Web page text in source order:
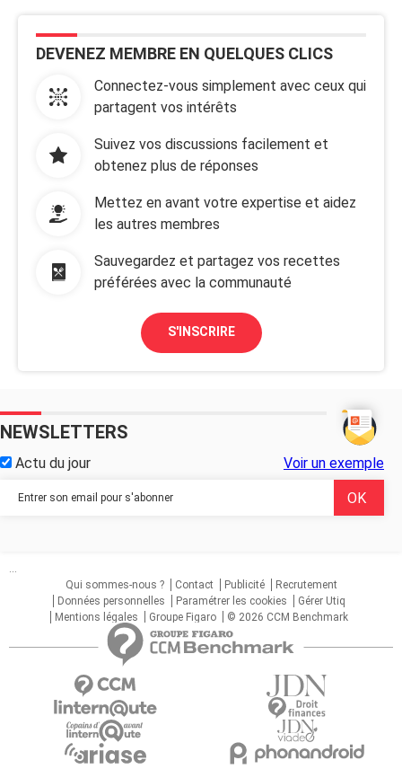
DEVENEZ MEMBRE EN QUELQUES CLICS
Connectez-vous simplement avec ceux qui
partagent vos intérêts
Suivez vos discussions facilement et
obtenez plus de réponses
Mettez en avant votre expertise et aidez
les autres membres
Sauvegardez et partagez vos recettes
préférées avec la communauté
S'INSCRIRE
NEWSLETTERS
Actu du jour Voir un exemple
...
Qui sommes-nous ?
Contact Publicité
Recrutement
Données personnelles
Paramétrer les cookies
Gérer Utiq
Mentions légales
Groupe Figaro © 2026 CCM Benchmark